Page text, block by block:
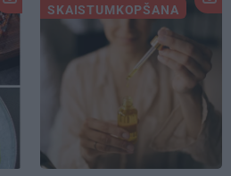
SKAISTUMKOPŠANA